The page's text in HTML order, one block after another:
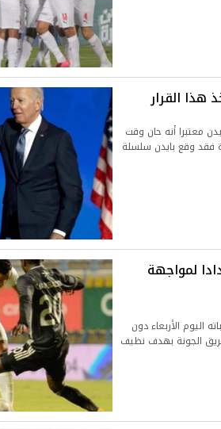
هذا القرار
معتبرا أنه حان وقت
فقد وقع بايدن سلسلة
لمواجهة
اليوم الأربعاء دون
الجونة بهدف نظيف